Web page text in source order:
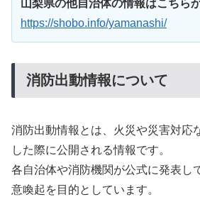
山梨県の他自治体の情報はこちら
https://shobo.info/yamanashi/
消防出動情報について
消防出動情報とは、火災や災害対応
した際に公開される情報です。
各自治体や消防機関が公式に発表し
意喚起を目的としています。